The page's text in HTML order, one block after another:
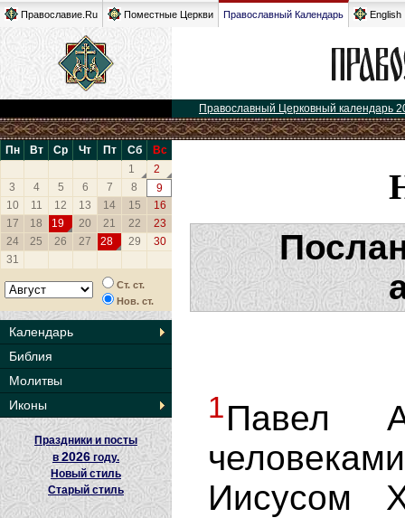
Православие.Ru Поместные Церкви Православный Календарь English
Православный Церковный календарь
Пн Вт Ср Чт Пт Сб
Вс
1
2
3
4 5 6 7 8
9
10
11 12 13 14 15
16
17
18 19 20 21 22
23
24
25 26 27 28 29
30
31
Ст. ст.
Нов. ст.
Календарь
Библия
Молитвы
Иконы
Праздники и посты
в2026 году.
Новый стиль
Старый стиль
1Павел
Иисусом